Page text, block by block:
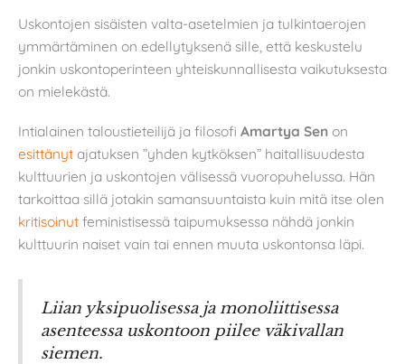
Uskontojen sisäisten valta-asetelmien ja tulkintaerojen
ymmärtäminen on edellytyksenä sille, että keskustelu
jonkin uskontoperinteen yhteiskunnallisesta vaikutuksesta
on mielekästä.
Intialainen taloustieteilijä ja filosofi Amartya Sen on
esittänyt ajatuksen ”yhden kytköksen” haitallisuudesta
kulttuurien ja uskontojen välisessä vuoropuhelussa. Hän
tarkoittaa sillä jotakin samansuuntaista kuin mitä itse olen
kritisoinut feministisessä taipumuksessa nähdä jonkin
kulttuurin naiset vain tai ennen muuta uskontonsa läpi.
Liian yksipuolisessa ja monoliittisessa
asenteessa uskontoon piilee väkivallan
siemen.